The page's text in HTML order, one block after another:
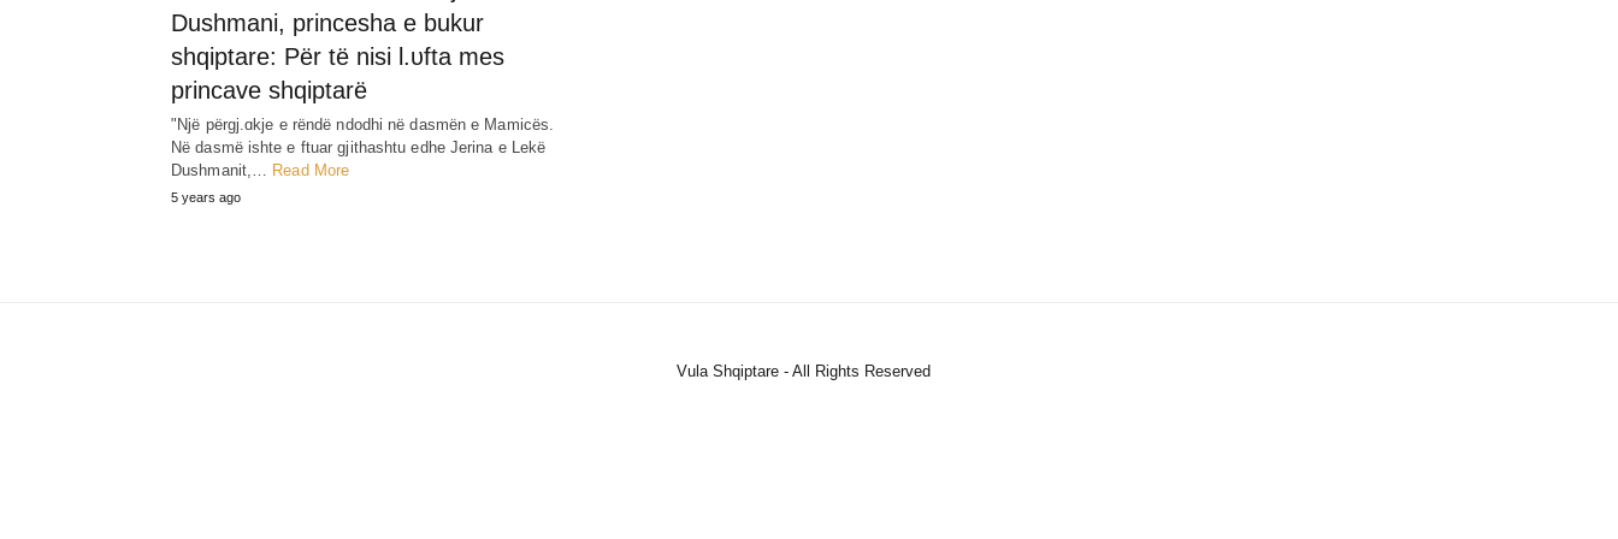
Dushmani, princesha e bukur
shqiptare: Për të nisi l.υfta mes
princave shqiptarë
"Një përgj.ɑkje e rëndë ndodhi në dasmën e Mamicës.
Në dasmë ishte e ftuar gjithashtu edhe Jerina e Lekë
Dushmanit,… Read More
5 years ago
Vula Shqiptare - All Rights Reserved